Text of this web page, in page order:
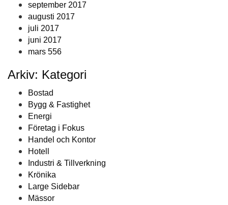
september 2017
augusti 2017
juli 2017
juni 2017
mars 556
Arkiv: Kategori
Bostad
Bygg & Fastighet
Energi
Företag i Fokus
Handel och Kontor
Hotell
Industri & Tillverkning
Krönika
Large Sidebar
Mässor